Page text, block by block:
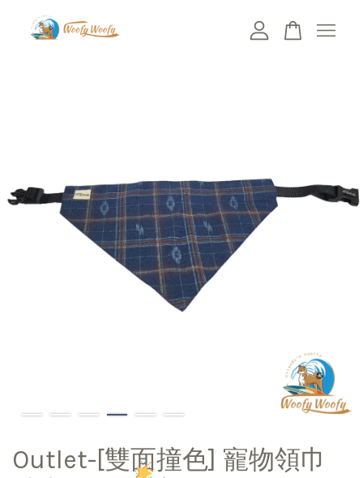
Outlet-[雙面撞色] 寵物領巾